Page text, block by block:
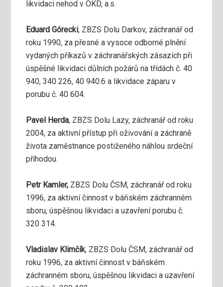
likvidaci nehod v OKD, a.s.
Eduard Górecki, ZBZS Dolu Darkov, záchranář od
roku 1990, za přesné a vysoce odborné plnění
vydaných příkazů v záchranářských zásazích při
úspěšné likvidaci důlních požárů na třídách č. 40
940, 340 226, 40 940.6 a likvidace záparu v
porubu č. 40 604.
Pavel Herda, ZBZS Dolu Lazy, záchranář od roku
2004, za aktivní přístup při oživování a záchraně
života zaměstnance postiženého náhlou srdeční
příhodou.
Petr Kamler, ZBZS Dolu ČSM, záchranář od roku
1996, za aktivní činnost v báňském záchranném
sboru, úspěšnou likvidaci a uzavření porubu č.
320 314.
Vladislav Klimčík, ZBZS Dolu ČSM, záchranář od
roku 1996, za aktivní činnost v báňském
záchranném sboru, úspěšnou likvidaci a uzavření